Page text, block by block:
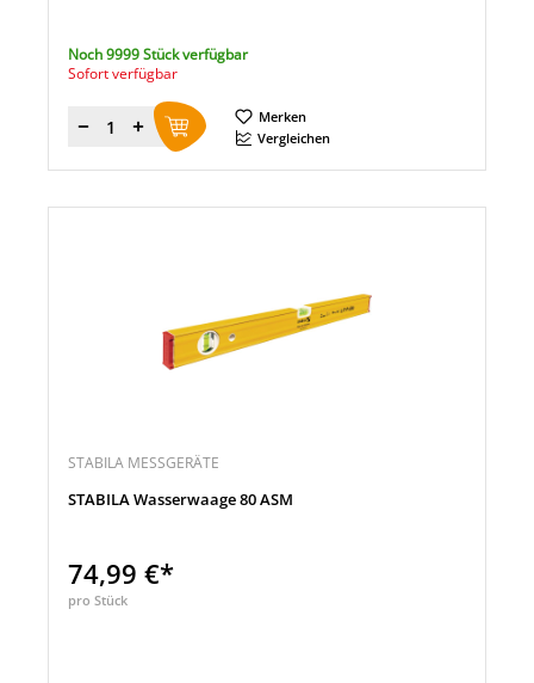
Noch 9999 Stück verfügbar
Sofort verfügbar
Menge
Merken
Vergleichen
STABILA MESSGERÄTE
STABILA Wasserwaage 80 ASM
74,99 €*
pro Stück